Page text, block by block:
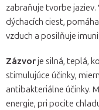
zabraňuje tvorbe
dýchacích ciest,
vzduch a posilňuje
Zázvorje silná, teplá,
stimulujúce účinky,
antibakteriálne účinky.
energie, pri pocite